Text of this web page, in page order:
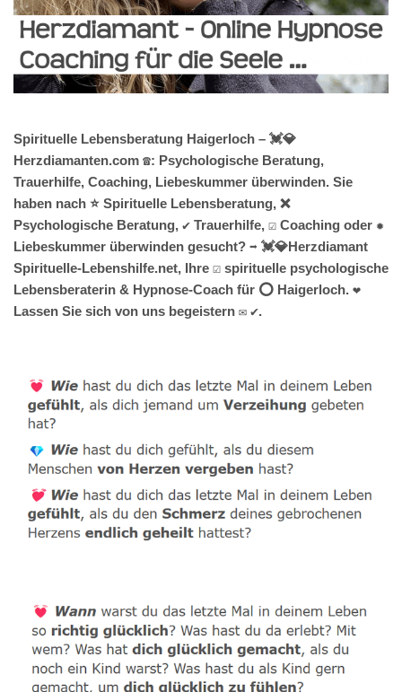
Spirituelle Lebensberatung Haigerloch – 💓️💎
Herzdiamanten.com ☎️: Psychologische Beratung,
Trauerhilfe, Coaching, Liebeskummer überwinden. Sie
haben nach ⭐ Spirituelle Lebensberatung, ❌
Psychologische Beratung, ✔️ Trauerhilfe, ☑️ Coaching oder ✹
Liebeskummer überwinden gesucht? ➡️ 💓️💎Herzdiamant
Spirituelle-Lebenshilfe.net, Ihre ☑️ spirituelle psychologische
Lebensberaterin & Hypnose-Coach für ⭕ Haigerloch. ❤
Lassen Sie sich von uns begeistern ✉ ✔.